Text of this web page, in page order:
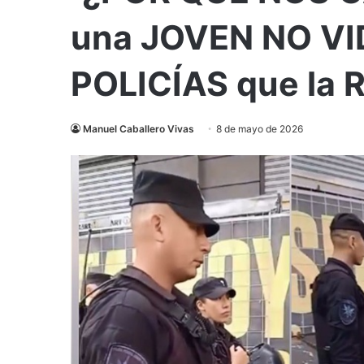
una JOVEN NO
POLICÍAS que la
Manuel Caballero Vivas 8 de mayo de 2026